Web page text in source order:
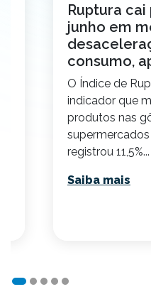
Ruptura cai
junho em
consumo,
O Índice de
indicador que
produtos nas
supermercados
registrou 11,5%...
Saiba mais